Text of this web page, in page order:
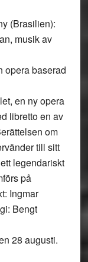
(Brasilien):
musik av
opera baserad
en ny opera
libretto en av
om
till sitt
legendariskt
på
Ingmar
Bengt
28 augusti.